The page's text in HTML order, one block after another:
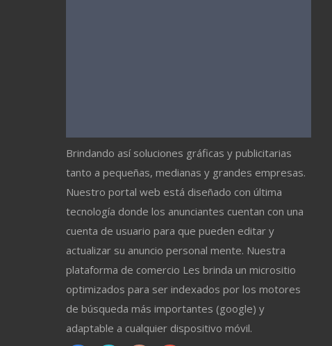
Brindando así soluciones gráficas y publicitarias
tanto a pequeñas, medianas y grandes empresas.
Nuestro portal web está diseñado con última
tecnología donde los anunciantes cuentan con una
cuenta de usuario para que pueden editar y
actualizar su anuncio personal mente. Nuestra
plataforma de comercio Les brinda un micrositio
optimizados para ser indexados por los motores
de búsqueda más importantes (google) y
adaptable a cualquier dispositivo móvil.